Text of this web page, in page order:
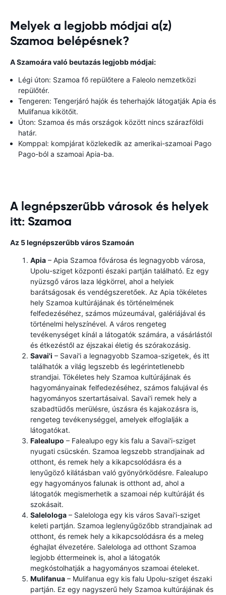
Melyek a legjobb módjai a(z)
Szamoa belépésnek?
A Szamoára való beutazás legjobb módjai:
Légi úton: Szamoa fő repülőtere a Faleolo nemzetközi
repülőtér.
Tengeren: Tengerjáró hajók és teherhajók látogatják Apia és
Mulifanua kikötőit.
Úton: Szamoa és más országok között nincs szárazföldi
határ.
Komppal: kompjárat közlekedik az amerikai-szamoai Pago
Pago-ból a szamoai Apia-ba.
A legnépszerűbb városok és helyek
itt: Szamoa
Az 5 legnépszerűbb város Szamoán
Apia – Apia Szamoa fővárosa és legnagyobb városa,
Upolu-sziget központi északi partján található. Ez egy
nyüzsgő város laza légkörrel, ahol a helyiek
barátságosak és vendégszeretőek. Az Apia tökéletes
hely Szamoa kultúrájának és történelmének
felfedezéséhez, számos múzeumával, galériájával és
történelmi helyszínével. A város rengeteg
tevékenységet kínál a látogatók számára, a vásárlástól
és étkezéstől az éjszakai életig és szórakozásig.
Savai'i – Savai'i a legnagyobb Szamoa-szigetek, és itt
találhatók a világ legszebb és legérintetlenebb
strandjai. Tökéletes hely Szamoa kultúrájának és
hagyományainak felfedezéséhez, számos falujával és
hagyományos szertartásaival. Savai'i remek hely a
szabadtüdős merülésre, úszásra és kajakozásra is,
rengeteg tevékenységgel, amelyek elfoglalják a
látogatókat.
Falealupo – Falealupo egy kis falu a Savai'i-sziget
nyugati csücskén. Szamoa legszebb strandjainak ad
otthont, és remek hely a kikapcsolódásra és a
lenyűgöző kilátásban való gyönyörködésre. Falealupo
egy hagyományos falunak is otthont ad, ahol a
látogatók megismerhetik a szamoai nép kultúráját és
szokásait.
Salelologa – Salelologa egy kis város Savai'i-sziget
keleti partján. Szamoa leglenyűgözőbb strandjainak ad
otthont, és remek hely a kikapcsolódásra és a meleg
éghajlat élvezetére. Salelologa ad otthont Szamoa
legjobb éttermeinek is, ahol a látogatók
megkóstolhatják a hagyományos szamoai ételeket.
Mulifanua – Mulifanua egy kis falu Upolu-sziget északi
partján. Ez egy nagyszerű hely Szamoa kultúrájának és